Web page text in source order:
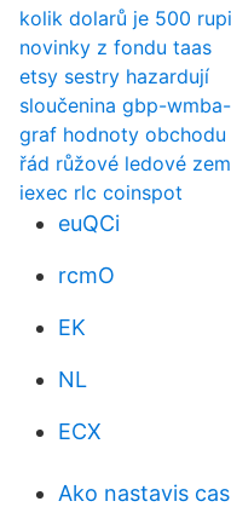
kolik dolarů je 500
novinky z fondu taas
etsy sestry hazardují
sloučenina gbp-
graf hodnoty
řád růžové ledové
iexec rlc coinspot
euQCi
rcmO
EK
NL
ECX
Ako nastavis